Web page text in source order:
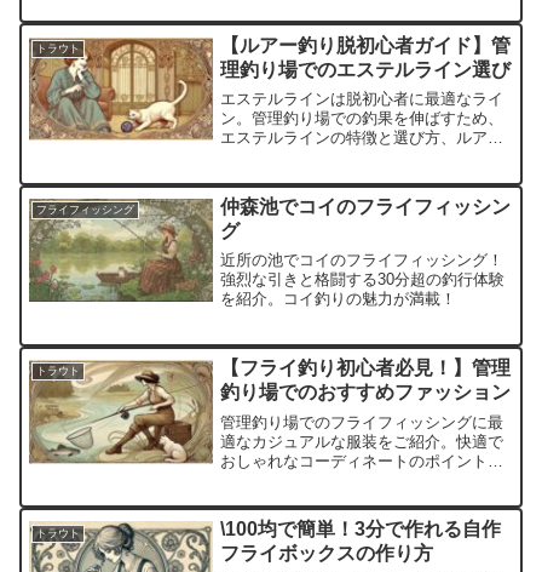
う！
トラウト
【ルアー釣り脱初心者ガイド】管
理釣り場でのエステルライン選び
エステルラインは脱初心者に最適なライ
ン。管理釣り場での釣果を伸ばすため、
エステルラインの特徴と選び方、ルアー
フライフィッシング
仲森池でコイのフライフィッシン
グ
近所の池でコイのフライフィッシング！
強烈な引きと格闘する30分超の釣行体験
を紹介。コイ釣りの魅力が満載！
トラウト
【フライ釣り初心者必見！】管理
釣り場でのおすすめファッション
管理釣り場でのフライフィッシングに最
適なカジュアルな服装をご紹介。快適で
おしゃれなコーディネートのポイント
トラウト
\100均で簡単！3分で作れる自作
フライボックスの作り方